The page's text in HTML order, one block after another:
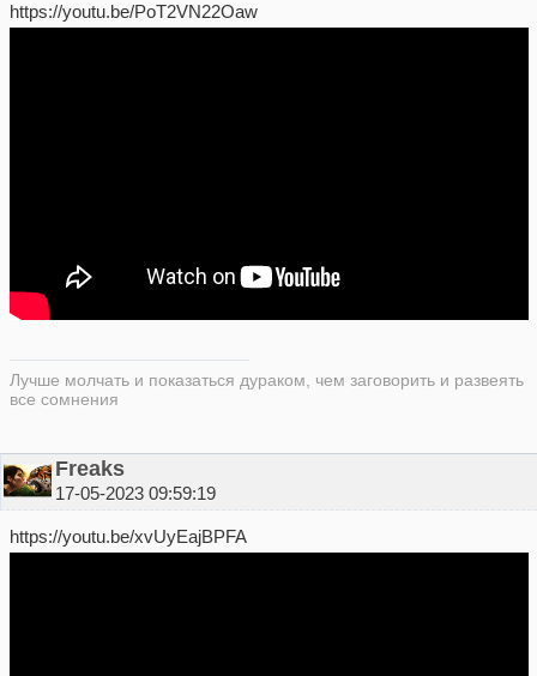
https://youtu.be/PoT2VN22Oaw
Лучше молчать и показаться дураком, чем заговорить и развеять
все сомнения
Freaks
17-05-2023 09:59:19
https://youtu.be/xvUyEajBPFA